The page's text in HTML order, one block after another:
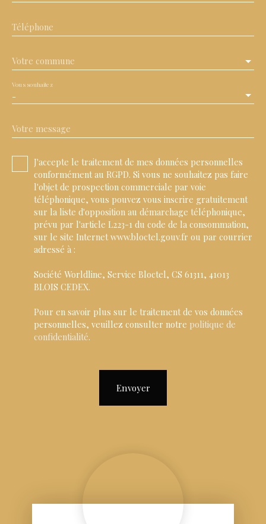
Téléphone
Votre commune
-
Vous souhaitez
Votre message
J'accepte le traitement de mes données personnelles
conformément au RGPD. Si vous ne souhaitez pas faire
l'objet de prospection commerciale par voie
téléphonique, vous pouvez vous inscrire gratuitement
sur la liste d'opposition au démarchage téléphonique,
prévu par l'article L223-1 du code de la consommation,
sur le site Internet www.bloctel.gouv.fr ou par courrier
adressé à :
Société Worldline, Service Bloctel, CS 61311, 41013
BLOIS CEDEX.
Pour en savoir plus sur le traitement de vos données
personnelles, veuillez consulter notre politique de
confidentialité.
Envoyer